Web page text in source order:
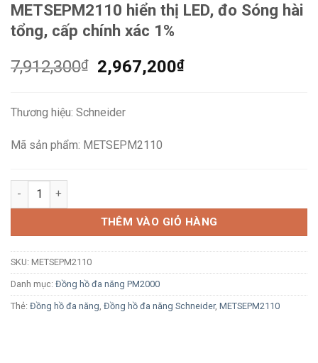
METSEPM2110 hiển thị LED, đo Sóng hài
tổng, cấp chính xác 1%
7,912,300₫
Giá
7,912,300₫.
2,967,200₫Giá
Thương hiệu: Schneider
Mã sản phẩm: METSEPM2110
Đồng hồ đa năng Schneider METSEPM2110 hiển thị LED, đo
THÊM VÀO GIỎ HÀNG
SKU: METSEPM2110
Danh mục: Đồng hồ đa năng PM2000
Thẻ: Đồng hồ đa năng Đồng hồ đa năng Schneider, METSEPM2110